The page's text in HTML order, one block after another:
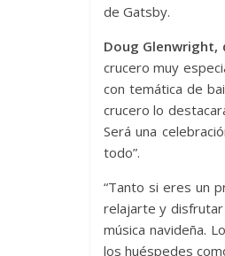
de Gatsby.
Doug Glenwright,
crucero muy
con temática de
crucero lo
Será una
todo”.
“Tanto si eres un
relajarte y disfrutar
música navideña.
los huéspedes